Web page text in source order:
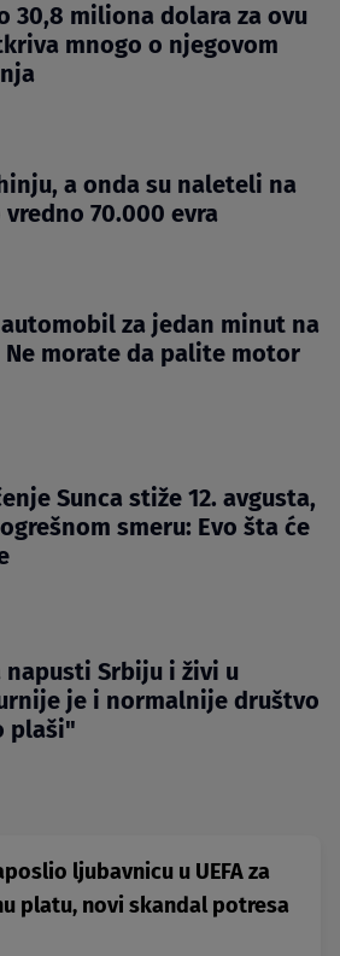
30,8 miliona dolara za ovu
mnogo o njegovom
a onda su naleteli na
70.000 evra
za jedan minut na
morate da palite motor
Sunca stiže 12. avgusta,
smeru: Evo šta će
Srbiju i živi u
je i normalnije društvo
plaši"
ljubavnicu u UEFA za
platu, novi skandal potresa